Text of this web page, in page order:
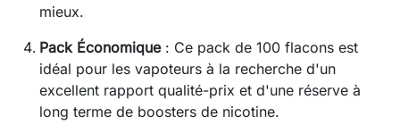
mieux.
Pack Économique: Ce pack de 100 flacons est
idéal pour les vapoteurs à la recherche d'un
excellent rapport qualité-prix et d'une réserve à
long terme de boosters de nicotine.